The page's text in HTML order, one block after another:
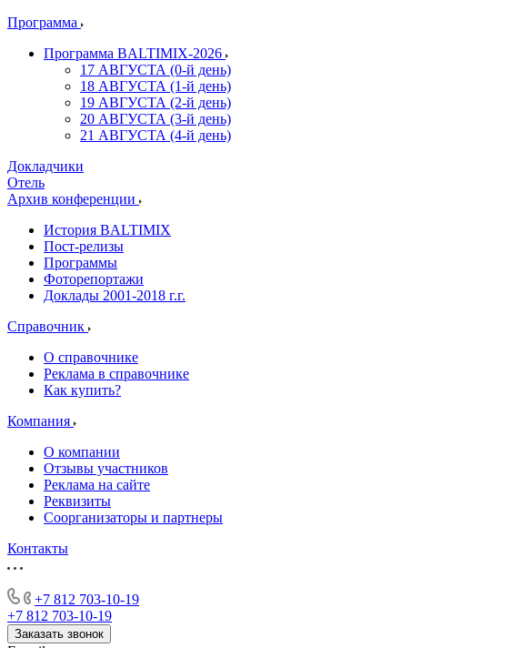
Программа
Программа BALTIMIX-2026
17 АВГУСТА (0-й день)
18 АВГУСТА (1-й день)
19 АВГУСТА (2-й день)
20 АВГУСТА (3-й день)
21 АВГУСТА (4-й день)
Докладчики
Отель
Архив конференции
История BALTIMIX
Пост-релизы
Программы
Фоторепортажи
Доклады 2001-2018 г.г.
Справочник
О справочнике
Реклама в справочнике
Как купить?
Компания
О компании
Отзывы участников
Реклама на сайте
Реквизиты
Соорганизаторы и партнеры
Контакты
+7 812 703-10-19
+7 812 703-10-19
Заказать звонок